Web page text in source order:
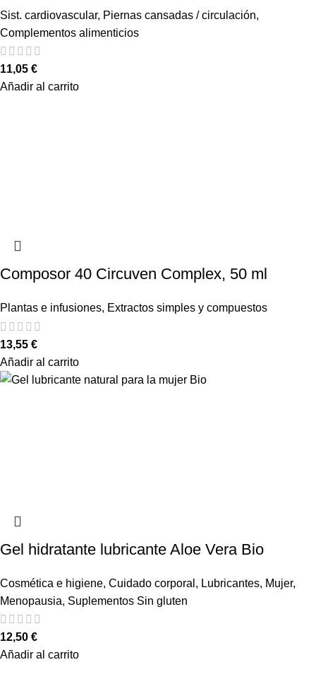
Sist. cardiovascular, Piernas cansadas / circulación,
Complementos alimenticios
11,05 €
Añadir al carrito
Composor 40 Circuven Complex, 50 ml
Plantas e infusiones, Extractos simples y compuestos
13,55 €
Añadir al carrito
Gel hidratante lubricante Aloe Vera Bio
Cosmética e higiene, Cuidado corporal , Lubricantes, Mujer,
Menopausia, Suplementos Sin gluten
12,50 €
Añadir al carrito